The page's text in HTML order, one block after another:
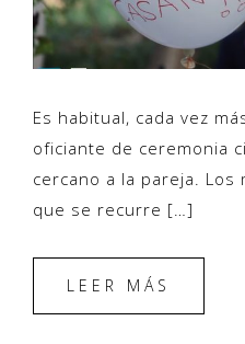
Es habitual, cada vez
oficiante de ceremonia
cercano a la pareja. Los
que se recurre […]
LEER MÁS